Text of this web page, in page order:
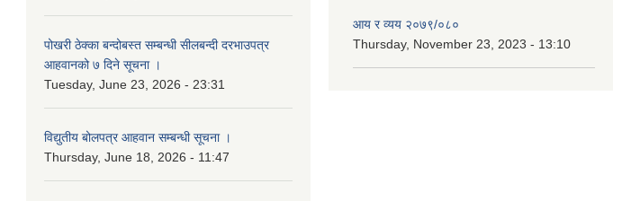
पोखरी ठेक्का बन्दोबस्त सम्बन्धी सीलबन्दी दरभाउपत्र
आहवानको ७ दिने सूचना ।
Tuesday, June 23, 2026 - 23:31
विद्युतीय बोलपत्र आहवान सम्बन्धी सूचना ।
Thursday, June 18, 2026 - 11:47
आय र व्यय २०७९/०८०
Thursday, November 23, 2023 - 13:10